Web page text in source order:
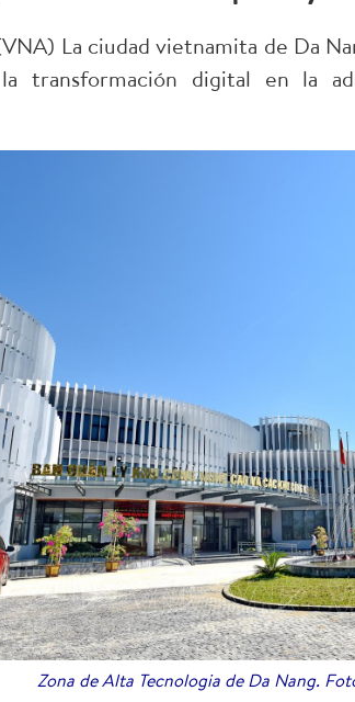
La ciudad vietnamita de Da
transformación digital en la
Zona de Alta Tecnologia de Da Nang.